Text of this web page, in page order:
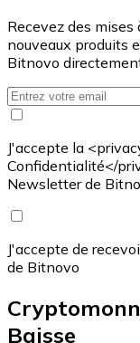
Recevez des mises
nouveaux produits
Bitnovo
J'accepte la
Confidentialité</
Newsletter de
J'accepte de
de Bitnovo
Baisse